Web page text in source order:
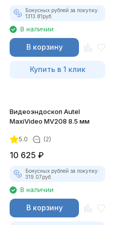
Бонусных рублей за покупку:
1313.81руб.
В наличии
В корзину
Купить в 1 клик
Видеоэндоскоп Autel
MaxiVideo MV208 8.5 мм
5.0 (2)
10 625 ₽
Бонусных рублей за покупку:
319.07руб.
В наличии
В корзину